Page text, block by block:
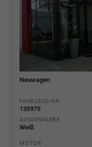
Neuwagen
FAHRZEUG-NR.
135975
AUSSENFARBE
Weiß
MOTOR